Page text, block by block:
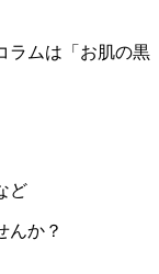
ラムは「お肌の黒
ど
んか？